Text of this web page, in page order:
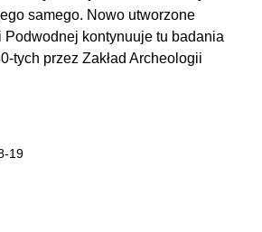
samego. Nowo utworzone
Podwodnej kontynuuje tu badania
tych przez Zakład Archeologii
19